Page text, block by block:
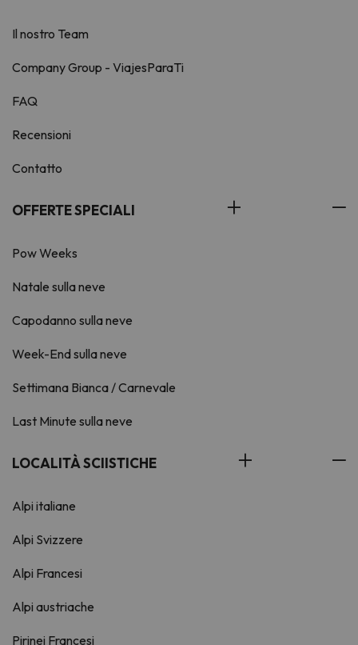
Il nostro Team
Company Group - ViajesParaTi
FAQ
Recensioni
Contatto
OFFERTE SPECIALI
Pow Weeks
Natale sulla neve
Capodanno sulla neve
Week-End sulla neve
Settimana Bianca / Carnevale
Last Minute sulla neve
LOCALITÀ SCIISTICHE
Alpi italiane
Alpi Svizzere
Alpi Francesi
Alpi austriache
Pirinei Francesi